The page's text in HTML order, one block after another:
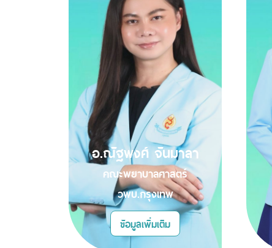
อ.ณัฐพงศ์ จันมาลา
คณะพยาบาลศาสตร์
วพบ.กรุงเทพ
ข้อมูลเพิ่มเติม